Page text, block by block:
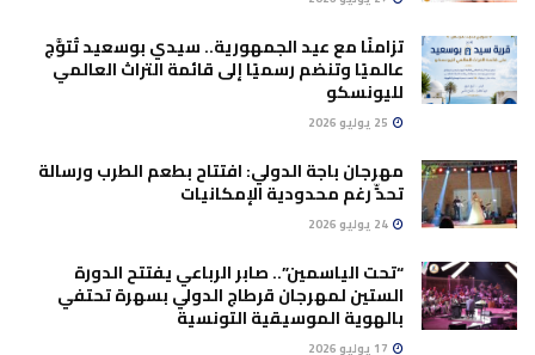
تزامنًا مع عيد الجمهورية.. سيدي بوسعيد تُتوَّج
عالميًا وتنضم رسميًا إلى قائمة التراث العالمي
لليونسكو
مهرجان باجة الدولي: افتتاح بطعم الطرب ورسالة
تحدٍّ رغم محدودية الإمكانيات
“تحت الياسمين”.. صابر الرباعي يفتتح الدورة
الستين لمهرجان قرطاج الدولي بسهرة تحتفي
بالهوية الموسيقية التونسية